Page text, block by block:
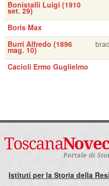
Bonistalli Luigi (1910
set. 29)
Boris Max
Burri Alfredo (1896
mag. 10)
Cacioli Ermo Guglielmo
Istituti per la Storia della